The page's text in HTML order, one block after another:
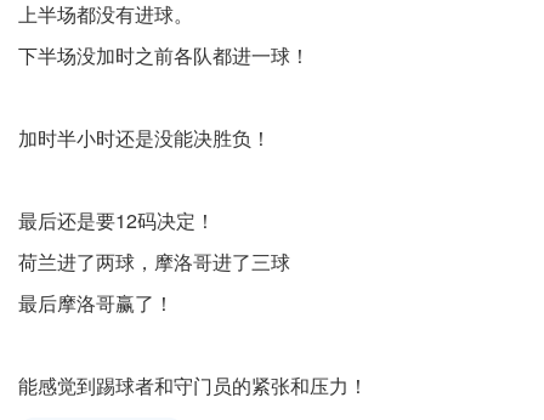
上半场都没有进球。
下半场没加时之前各队都进一球！
加时半小时还是没能决胜负！
最后还是要12码决定！
荷兰进了两球，摩洛哥进了三球
最后摩洛哥赢了！
能感觉到踢球者和守门员的紧张和压力！